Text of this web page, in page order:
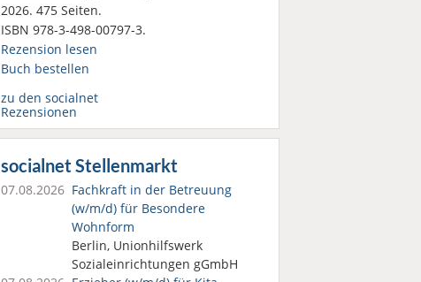
2026. 475 Seiten.
ISBN 978-3-498-00797-3.
Rezension lesen
Buch bestellen
zu den socialnet
Rezensionen
socialnet Stellenmarkt
07.08.2026 Fachkraft in der Betreuung
(w/m/d) für Besondere
Wohnform
Berlin, Unionhilfswerk
Sozialeinrichtungen gGmbH